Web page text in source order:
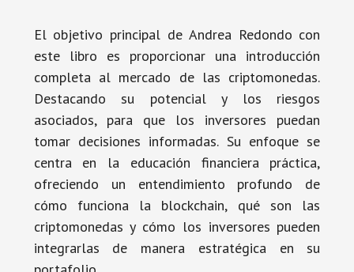
El objetivo principal de Andrea Redondo con
este libro es proporcionar una introducción
completa al mercado de las criptomonedas.
Destacando su potencial y los riesgos
asociados, para que los inversores puedan
tomar decisiones informadas. Su enfoque se
centra en la educación financiera práctica,
ofreciendo un entendimiento profundo de
cómo funciona la blockchain, qué son las
criptomonedas y cómo los inversores pueden
integrarlas de manera estratégica en su